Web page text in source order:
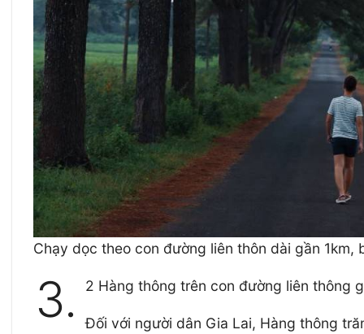
Chạy dọc theo con đường liên thôn dài gần
3. 2 Hàng thông trên con đường liên thông
Đối với người dân Gia Lai, Hàng thông